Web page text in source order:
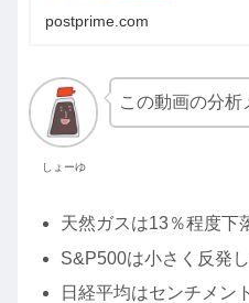
postprime.com
しょーゆ
この動画の分析
天然ガスは13％程度下
S&P500は小さく反発し
日経平均はセンチメン